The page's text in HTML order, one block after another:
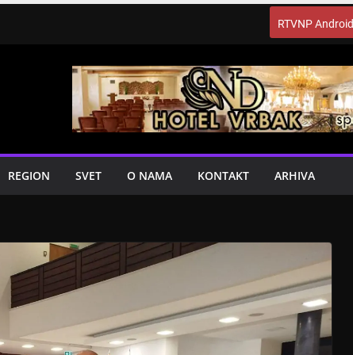
RTVNP Android
REGION SVET O NAMA KONTAKT ARHIVA